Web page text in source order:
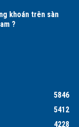
khoán trên sàn
?
5846
5412
4228